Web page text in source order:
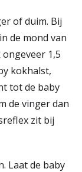
of duim. Bij
de mond van
1,5
kokhalst,
tot de baby
de vinger dan
zit bij
Laat de baby